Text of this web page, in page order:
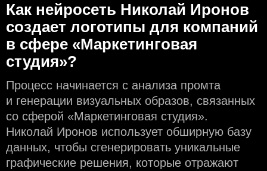
Как нейросеть Николай Иронов
создаeт логотипы для компаний
в сфере «Маркетинговая
студия»?
Процесс начинается с анализа промта
и генерации визуальных образов, связанных
со сферой «Маркетинговая студия».
Николай Иронов использует обширную базу
данных, чтобы сгенерировать уникальные
графические решения, которые отражают